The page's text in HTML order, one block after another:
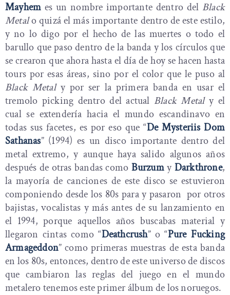
Mayhem es un nombre importante dentro del Black
Metalo quizá el más importante dentro de este estilo,
y no lo digo por el hecho de las muertes o todo el
barullo que paso dentro de la banda y los círculos que
se crearon que ahora hasta el día de hoy se hacen hasta
tours por esas áreas, sino por el color que le puso al
Black Metaly por ser la primera banda en usar el
tremolo picking dentro del actual Black Metaly el
cual se extendería hacia el mundo escandinavo en
todas sus facetes, es por eso que “De Mysteriis Dom
Sathanas” (1994) es un disco importante dentro del
metal extremo, y aunque haya salido algunos años
después de otras bandas como Burzumy Darkthrone,
la mayoría de canciones de este disco se estuvieron
componiendo desde los 80s para y pasaron por otros
bajistas, vocalistas y más antes de su lanzamiento en
el 1994, porque aquellos años buscabas material y
llegaron cintas como “Deathcrush” o “Pure Fucking
Armageddon” como primeras muestras de esta banda
en los 80s, entonces, dentro de este universo de discos
que cambiaron las reglas del juego en el mundo
metalero tenemos este primer álbum de los noruegos.